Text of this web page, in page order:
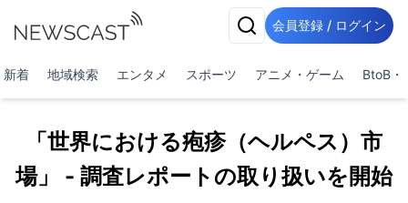
会員登録 / ログイン
新着 地域検索 エンタメ スポーツ アニメ・ゲーム BtoB・
「世界における疱疹（ヘルペス）市
場」 - 調査レポートの取り扱いを開始